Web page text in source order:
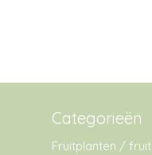
Categorieën
Fruitplanten /